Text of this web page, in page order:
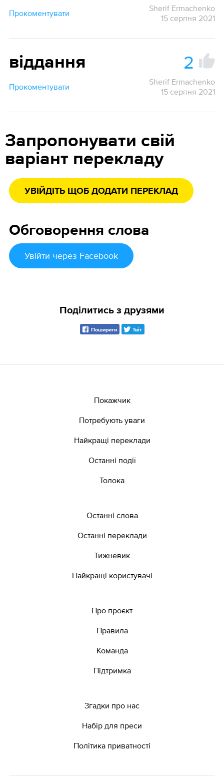
Прокоментувати
Sherif Ermachenko
15 серпня 2021
віддання 2
Прокоментувати
Sherif Ermachenko
15 серпня 2021
Запропонувати свій
варіант перекладу
УВІЙДІТЬ ЩОБ ДОДАТИ ПЕРЕКЛАД
Обговорення слова
Увійти через Facebook
Поділитись з друзями
Поширити Твіт
Покажчик
Потребують уваги
Найкращі переклади
Останні події
Толока
Останні слова
Останні переклади
Тижневик
Найкращі користувачі
Про проєкт
Правила
Команда
Підтримка
Згадки про нас
Набір для преси
Політика приватності